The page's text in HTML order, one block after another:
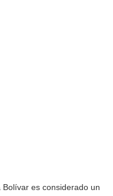
es considerado un